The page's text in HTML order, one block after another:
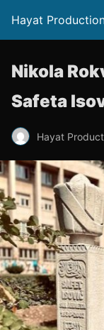
Hayat
Nikola
Safeta
Hayat